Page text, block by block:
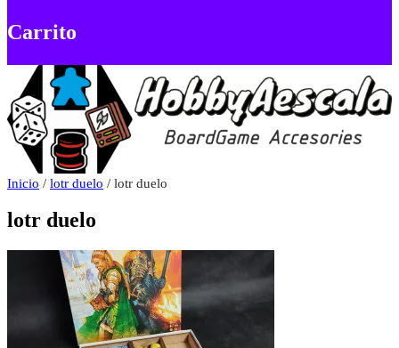
Carrito
Inicio / lotr duelo / lotr duelo
lotr duelo